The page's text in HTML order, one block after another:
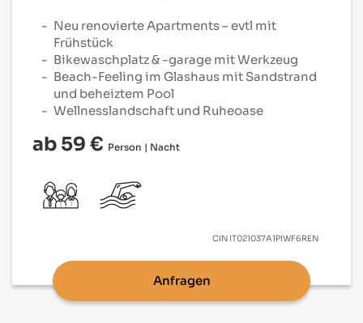
Neu renovierte Apartments – evtl mit
Frühstück
Bikewaschplatz & -garage mit Werkzeug
Beach-Feeling im Glashaus mit Sandstrand
und beheiztem Pool
Wellnesslandschaftund Ruheoase
ab 59 € Person | Nacht
CIN IT021037A1PIWF6REN
Anfragen